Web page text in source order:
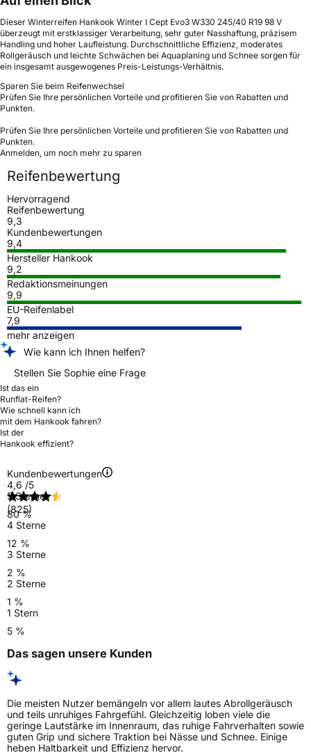
Dieser Winterreifen Hankook Winter I Cept Evo3 W330 245/40 R19 98 V
überzeugt mit erstklassiger Verarbeitung, sehr guter Nasshaftung, präzisem
Handling und hoher Laufleistung. Durchschnittliche Effizienz, moderates
Rollgeräusch und leichte Schwächen bei Aquaplaning und Schnee sorgen für
ein insgesamt ausgewogenes Preis-Leistungs-Verhältnis.
Sparen Sie beim Reifenwechsel
Prüfen Sie Ihre persönlichen Vorteile und profitieren Sie von Rabatten und
Punkten.
Prüfen Sie Ihre persönlichen Vorteile und profitieren Sie von Rabatten und
Punkten.
Anmelden, um noch mehr zu sparen
Reifenbewertung
Hervorragend
Reifenbewertung
9,3
Kundenbewertungen
9,4
Hersteller Hankook
9,2
Redaktionsmeinungen
9,9
EU-Reifenlabel
7,9
mehr anzeigen
Wie kann ich Ihnen helfen?
Stellen Sie Sophie eine Frage
Ist das ein
Runflat-Reifen?
Wie schnell kann ich
mit dem Hankook fahren?
Ist der
Hankook effizient?
Kundenbewertungen
4,6 /5
(825)
5 Sterne
80 %
4 Sterne
12 %
3 Sterne
2 %
2 Sterne
1 %
1 Stern
5 %
Das sagen unsere Kunden
Die meisten Nutzer bemängeln vor allem lautes Abrollgeräusch
und teils unruhiges Fahrgefühl. Gleichzeitig loben viele die
geringe Lautstärke im Innenraum, das ruhige Fahrverhalten sowie
guten Grip und sichere Traktion bei Nässe und Schnee. Einige
heben Haltbarkeit und Effizienz hervor.